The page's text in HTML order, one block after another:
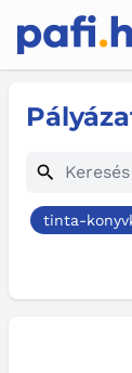
Sötét mód
tinta-